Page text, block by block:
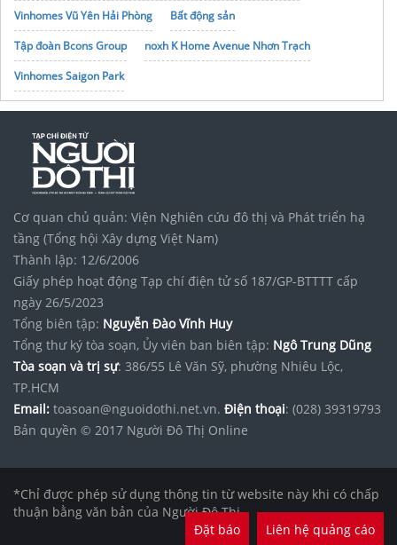
Vinhomes Vũ Yên Hải Phòng
Bất động sản
Tập đoàn Bcons Group
noxh K Home Avenue Nhơn Trạch
Vinhomes Saigon Park
Cơ quan chủ quản: Viện Nghiên cứu đô thị và Phát triển hạ
tầng (Tổng hội Xây dựng Việt Nam)
Thành lập: 12/6/2006
Giấy phép hoạt động Tạp chí điện tử số 187/GP-BTTTT cấp
ngày 26/5/2023
Tổng biên tập: Nguyễn Đào Vĩnh Huy
Tổng thư ký tòa soạn, Ủy viên ban biên tập: Ngô Trung Dũng
Tòa soạn và trị sự: 386/55 Lê Văn Sỹ, phường Nhiêu Lộc,
TP.HCM
Email: toasoan@nguoidothi.net.vn. Điện thoại: (028) 39319793
Bản quyền © 2017 Người Đô Thị Online
*Chỉ được phép sử dụng thông tin từ website này khi có chấp
thuận bằng văn bản của Người Đô Thị.
Đặt báo
Liên hệ quảng cáo